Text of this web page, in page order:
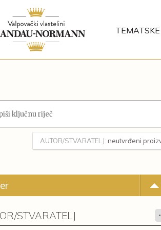
TEMATSKE
AUTOR/STVARATELJ: neutvrđeni
STVARATELJ